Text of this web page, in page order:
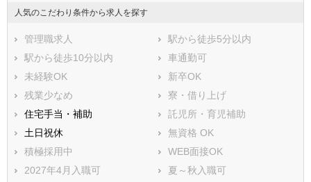
長生郡一宮町
人気のこだわり条件から求人を探す
管理職求人
駅から徒歩5分以内
駅から徒歩10分以内
車通勤可
未経験OK
新卒OK
残業少なめ
寮・借り上げ
住宅手当・補助
託児所・育児補助
土日祝休
無資格 OK
積極採用中
WEB面接OK
2027年4月入職可
夏～秋入職可